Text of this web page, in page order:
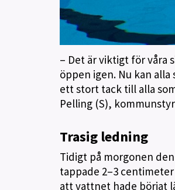
– Det är viktigt för våra
öppen igen. Nu kan
ett stort tack till alla
Pelling (S),
Trasig ledning
Tidigt på morgonen
tappade 2–3
att vattnet hade börjat